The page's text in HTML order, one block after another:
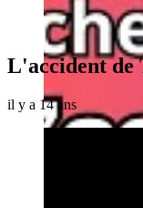
L'accident de
il y a 14 ans